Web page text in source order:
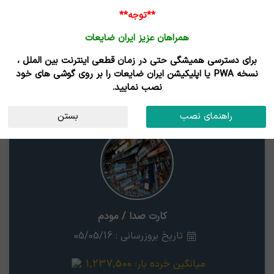
نتایج جستجوی قیمت
استان
کارت صدا / مودم
تاریخ بروزرسانی : 05/05/16
میانگین خرده بار: 1,237,500
**توجه**
همراهان عزیز ایران ضایعات
برای دسترسی همیشگی حتی در زمان قطعی اینترنت بین الملل ،
نسخه PWA یا اپلیکیشن ایران ضایعات را بر روی گوشی های خود
نصب نمایید.
راهنمای نصب بستن